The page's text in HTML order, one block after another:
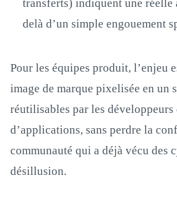
transferts) indiquent une réelle
delà d’un simple engouement
Pour les équipes produit, l’enjeu
image de marque pixelisée en un
réutilisables par les développeurs
d’applications, sans perdre la
communauté qui a déjà vécu des
désillusion.